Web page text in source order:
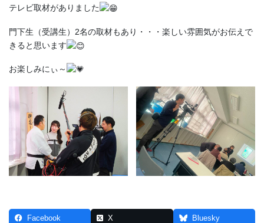
テレビ取材がありました
門下生（受講生）2名の取材もあり・・・楽しい雰囲気がお伝えで
きると思います
お楽しみにぃ～
Facebook X Bluesky